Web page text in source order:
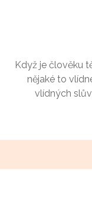
Když je člověku
nějaké to
vlídných